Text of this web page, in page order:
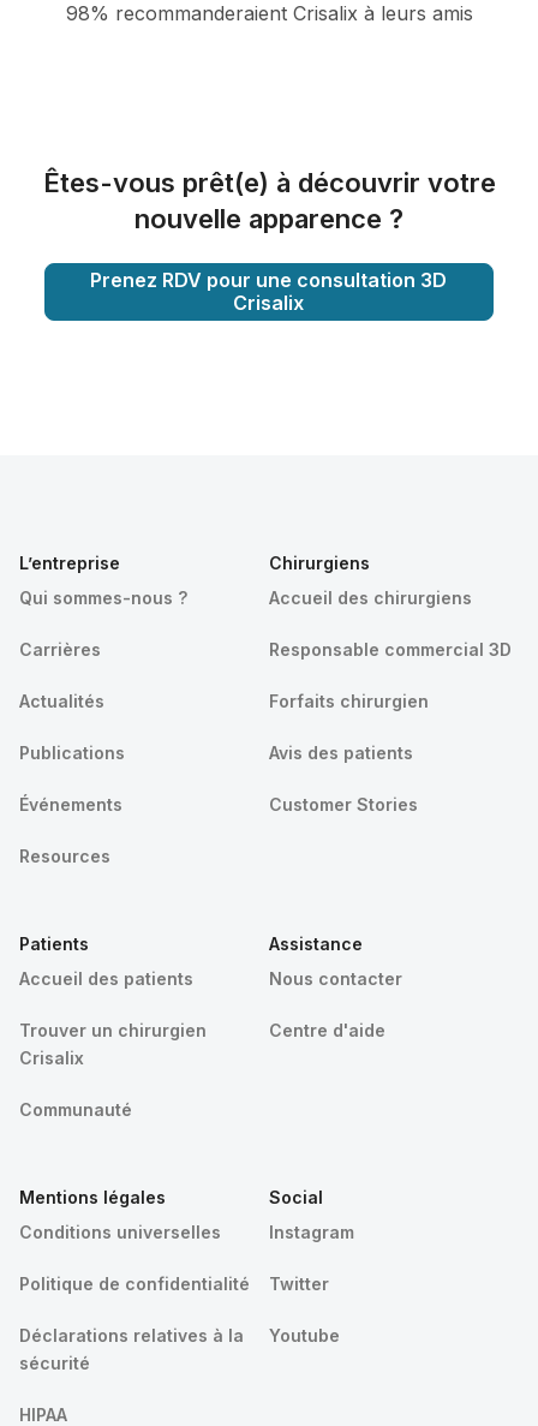
98% recommanderaient Crisalix à leurs amis
Êtes-vous prêt(e) à découvrir votre
nouvelle apparence ?
Prenez RDV pour une consultation 3D
Crisalix
L’entreprise
Qui sommes-nous ?
Carrières
Actualités
Publications
Événements
Resources
Chirurgiens
Accueil des chirurgiens
Responsable commercial 3D
Forfaits chirurgien
Avis des patients
Customer Stories
Patients
Accueil des patients
Trouver un chirurgien
Crisalix
Communauté
Assistance
Nous contacter
Centre d'aide
Mentions légales
Conditions universelles
Politique de confidentialité
Déclarations relatives à la
sécurité
HIPAA
Social
Instagram
Twitter
Youtube